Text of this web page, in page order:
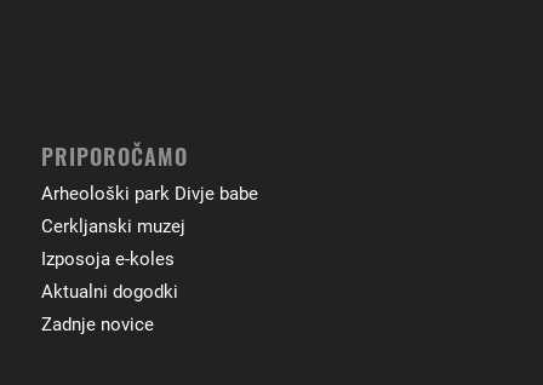
PRIPOROČAMO
Arheološki park Divje babe
Cerkljanski muzej
Izposoja e-koles
Aktualni dogodki
Zadnje novice